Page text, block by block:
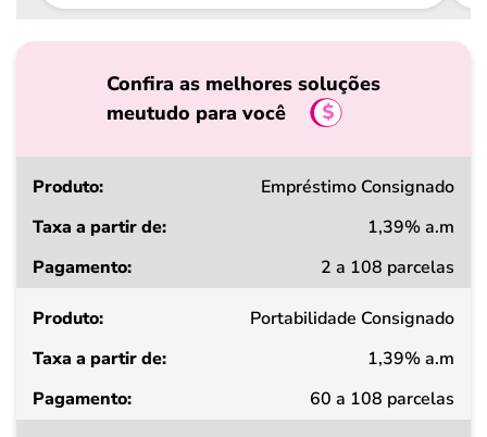
Confira as melhores soluções
meutudo para você
Produto
Taxa
a
de
Pagamento
Empréstimo Consignado
1,39% a.m
2 a 108 parcelas
Portabilidade Consignado
1,39% a.m
60 a 108 parcelas